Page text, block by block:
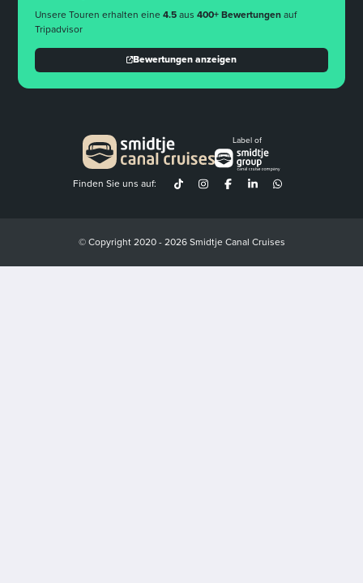
Unsere Touren erhalten eine4.5aus 400+ Bewertungenauf
Tripadvisor
Bewertungen anzeigen
Label of
Finden Sie uns auf:
© Copyright 2020 - 2026 Smidtje Canal Cruises